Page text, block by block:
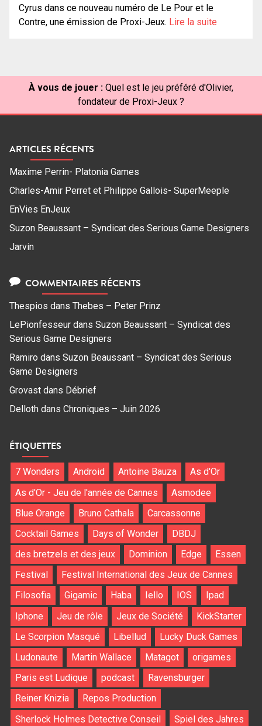
Cyrus dans ce nouveau numéro de Le Pour et le
Contre, une émission de Proxi-Jeux. Lire la suite
À vous de jouer : Quel est le jeu préféré d'Olivier,
fondateur de Proxi-Jeux ?
ARTICLES RÉCENTS
Maxime Perrin- Platonia Games
Charles-Amir Perret et Philippe Gallois- SuperMeeple
EnVies EnJeux
Suzon Beaussant – Syndicat des Serious Game Designers
Jarvin
COMMENTAIRES RÉCENTS
Thespios dans Thebes – Peter Prinz
LePionfesseur dans Suzon Beaussant – Syndicat des
Serious Game Designers
Ramiro dans Suzon Beaussant – Syndicat des Serious
Game Designers
Grovast dans Débrief
Delloth dans Chroniques – Juin 2026
ÉTIQUETTES
7 Wonders Android Antoine Bauza
As d'Or
As d'Or - Jeu de l'année de Cannes
Asmodee
Blue Orange
Bruno Cathala
Carcassonne
Cocktail Games
Days of Wonder
DBDJ
des bretzels et des jeux
Dominion Edge
Essen
Festival
Festival International des Jeux de Cannes
Filosofia
Gigamic Haba Iello IOS
Ipad
Iphone
Jeu de rôle Jeux de Société
KickStarter
Le Scorpion Masqué
Libellud
Lucky Duck Games
Ludonaute
Martin Wallace Matagot
origames
Paris est Ludique
podcast
Ravensburger
Reiner Knizia
Repos Production
Sherlock Holmes Detective Conseil
Spiel des Jahres